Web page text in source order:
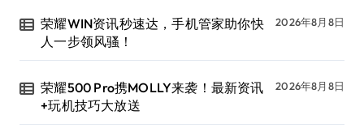
荣耀WIN资讯秒速达，手机管家助你快
人一步领风骚！
2026年8月8日
荣耀500 Pro携MOLLY来袭！最新资讯
+玩机技巧大放送
2026年8月8日